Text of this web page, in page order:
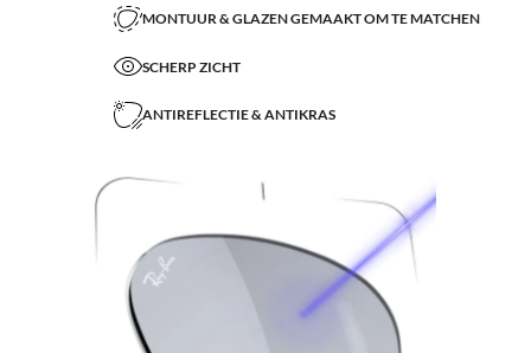
MONTUUR & GLAZEN GEMAAKT OM TE MATCHEN
SCHERP ZICHT
ANTIREFLECTIE & ANTIKRAS